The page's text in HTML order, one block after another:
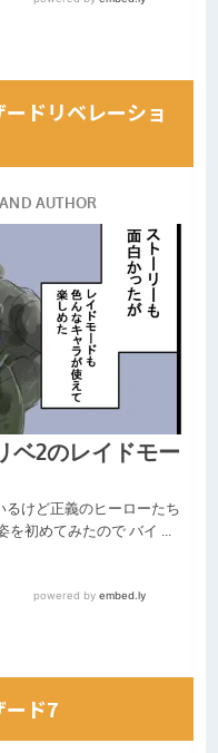
ドリベレーショ
ード7